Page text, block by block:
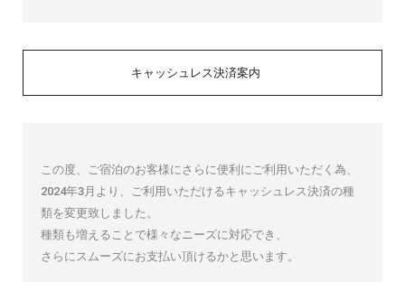
キャッシュレス決済案内
この度、ご宿泊のお客様にさらに便利にご利用いただく為、
2024年3月より、ご利用いただけるキャッシュレス決済の種
類を変更致しました。
種類も増えることで様々なニーズに対応でき、
さらにスムーズにお支払い頂けるかと思います。